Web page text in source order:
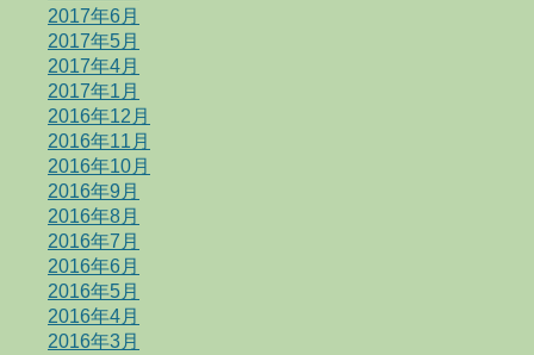
2017年6月
2017年5月
2017年4月
2017年1月
2016年12月
2016年11月
2016年10月
2016年9月
2016年8月
2016年7月
2016年6月
2016年5月
2016年4月
2016年3月